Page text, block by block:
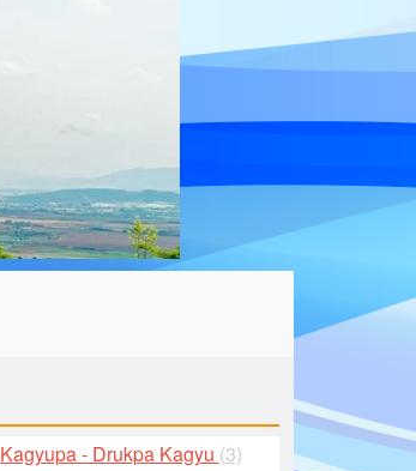
Kagyupa - Drukpa Kagyu (3)